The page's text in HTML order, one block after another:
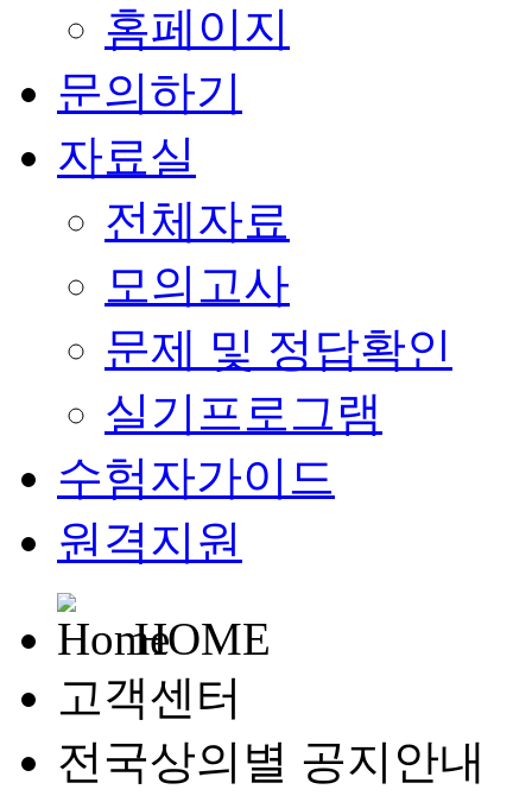
홈페이지
문의하기
자료실
전체자료
모의고사
문제 및 정답확인
실기프로그램
수험자가이드
원격지원
HOME
고객센터
전국상의별 공지안내